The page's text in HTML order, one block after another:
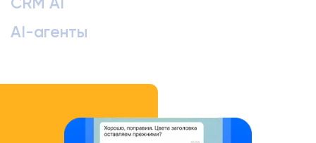
CRM AI
AI-агенты